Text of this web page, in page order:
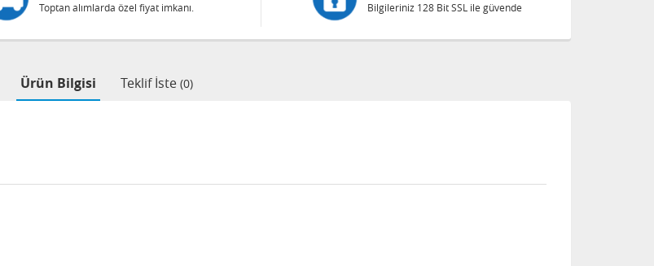
Toptan alımlarda özel fiyat imkanı. Bilgileriniz 128 Bit SSL ile güvende
Ürün Bilgisi Teklif İste (0)